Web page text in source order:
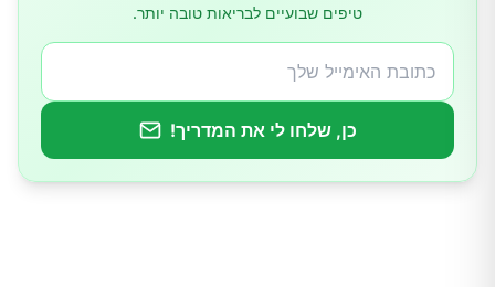
האם פסיפלורה יכולה לגרום לתופעות לוואי?
טיפים שבועיים לבריאות טובה יותר.
כן, שלחו לי את המדריך!